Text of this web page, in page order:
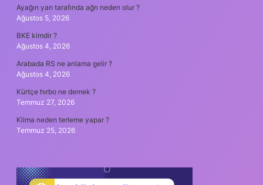
Ayağın yan tarafında ağrı neden olur ?
Ağustos 5, 2026
BKE kimdir ?
Ağustos 4, 2026
Arabada RS ne anlama gelir ?
Ağustos 4, 2026
Kürtçe hırbo ne demek ?
Temmuz 27, 2026
Klima neden terleme yapar ?
Temmuz 25, 2026